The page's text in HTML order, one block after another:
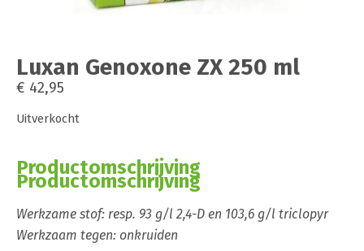
Luxan Genoxone ZX 250 ml
€ 42,95
Uitverkocht
Productomschrijving
Productomschrijving
Werkzame stof: resp. 93 g/l 2,4-D en 103,6 g/l triclopyr
Werkzaam tegen: onkruiden